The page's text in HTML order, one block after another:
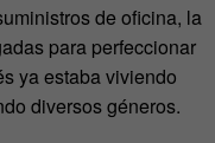
de oficina, la
para perfeccionar
ya estaba viviendo
diversos géneros.